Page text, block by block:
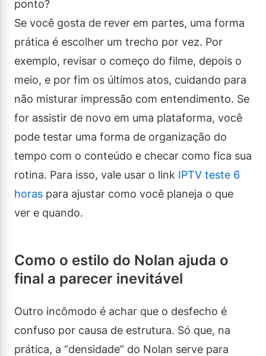
ponto?
Se você gosta de rever em partes, uma forma
prática é escolher um trecho por vez. Por
exemplo, revisar o começo do filme, depois o
meio, e por fim os últimos atos, cuidando para
não misturar impressão com entendimento. Se
for assistir de novo em uma plataforma, você
pode testar uma forma de organização do
tempo com o conteúdo e checar como fica sua
rotina. Para isso, vale usar o link IPTV teste 6
horas para ajustar como você planeja o que
ver e quando.
Como o estilo do Nolan ajuda o
final a parecer inevitável
Outro incômodo é achar que o desfecho é
confuso por causa de estrutura. Só que, na
prática, a “densidade” do Nolan serve para